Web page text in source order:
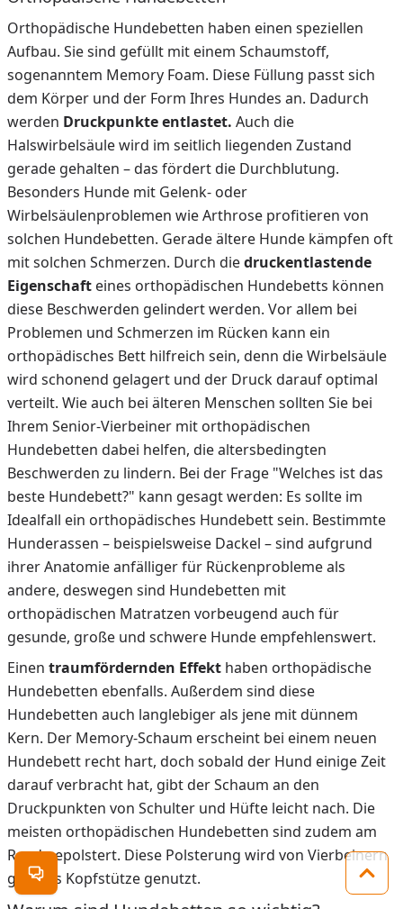
Orthopädische Hundebetten haben einen speziellen
Aufbau. Sie sind gefüllt mit einem Schaumstoff,
sogenanntem Memory Foam. Diese Füllung passt sich
dem Körper und der Form Ihres Hundes an. Dadurch
werden Druckpunkte entlastet. Auch die
Halswirbelsäule wird im seitlich liegenden Zustand
gerade gehalten – das fördert die Durchblutung.
Besonders Hunde mit Gelenk- oder
Wirbelsäulenproblemen wie Arthrose profitieren von
solchen Hundebetten. Gerade ältere Hunde kämpfen oft
mit solchen Schmerzen. Durch diedruckentlastende
Eigenschaft eines orthopädischen Hundebetts können
diese Beschwerden gelindert werden. Vor allem bei
Problemen und Schmerzen im Rücken kann ein
orthopädisches Bett hilfreich sein, denn die Wirbelsäule
wird schonend gelagert und der Druck darauf optimal
verteilt. Wie auch bei älteren Menschen sollten Sie bei
Ihrem Senior-Vierbeiner mit orthopädischen
Hundebetten dabei helfen, die altersbedingten
Beschwerden zu lindern. Bei der Frage "Welches ist das
beste Hundebett?" kann gesagt werden: Es sollte im
Idealfall ein orthopädisches Hundebett sein. Bestimmte
Hunderassen – beispielsweise Dackel – sind aufgrund
ihrer Anatomie anfälliger für Rückenprobleme als
andere, deswegen sind Hundebetten mit
orthopädischen Matratzen vorbeugend auch für
gesunde, große und schwere Hunde empfehlenswert.
Einen traumfördernden Effekt haben orthopädische
Hundebetten ebenfalls. Außerdem sind diese
Hundebetten auch langlebiger als jene mit dünnem
Kern. Der Memory-Schaum erscheint bei einem neuen
Hundebett recht hart, doch sobald der Hund einige Zeit
darauf verbracht hat, gibt der Schaum an den
Druckpunkten von Schulter und Hüfte leicht nach. Die
meisten orthopädischen Hundebetten sind zudem am
Rand gepolstert. Diese Polsterung wird von Vierbeinern
gern als Kopfstütze genutzt.
Kontakt öffnen